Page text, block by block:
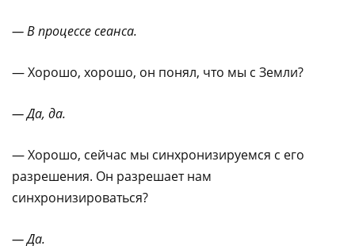
— В процессе сеанса.
— Хорошо, хорошо, он понял, что мы с Земли?
— Да, да.
— Хорошо, сейчас мы синхронизируемся с его
разрешения. Он разрешает нам
синхронизироваться?
— Да.